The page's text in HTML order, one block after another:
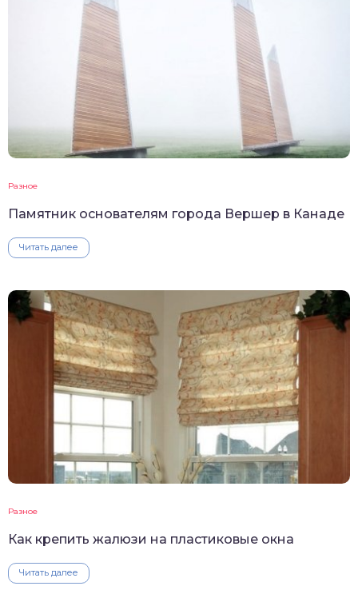
Разное
Памятник основателям города Вершер в Канаде
Читать далее
Разное
Как крепить жалюзи на пластиковые окна
Читать далее